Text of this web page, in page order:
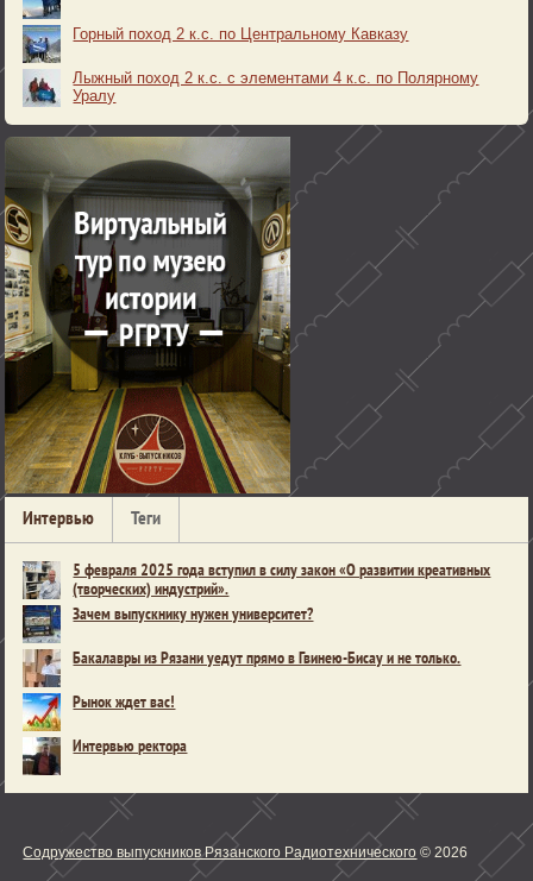
Горный поход 2 к.с. по Центральному Кавказу
Лыжный поход 2 к.с. с элементами 4 к.с. по Полярному
Уралу
Интервью Теги
5 февраля 2025 года вступил в силу закон «О развитии креативных
(творческих) индустрий».
Зачем выпускнику нужен университет?
Бакалавры из Рязани уедут прямо в Гвинею-Бисау и не только.
Рынок ждет вас!
Интервью ректора
Содружество выпускников Рязанского Радиотехнического © 2026